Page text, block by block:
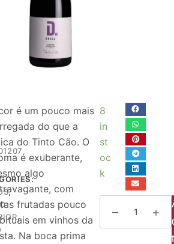
,
,
é um pouco mais
do que a
do Tinto Cão. O
é exuberante,
algo
com
frutadas pouco
em vinhos da
Na boca prima
8
in
st
oc
k